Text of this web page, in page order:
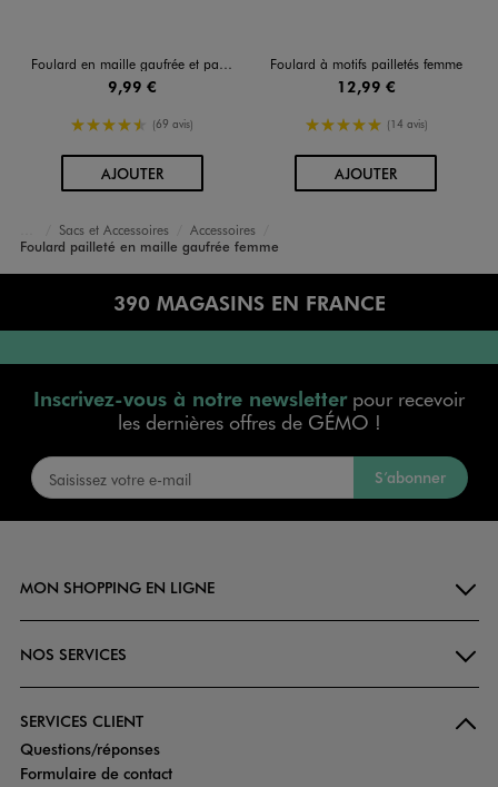
Foulard en maille gaufrée et pailletée femme
9,99 €
4.5/5 de moyenne
(69 avis)
AJOUTERAU PANIER
Foulard à motifs pailletés femme
12,99 €
5/5 de moyenne
(14 avis)
AJOUTERAU PANIER
Accueil
Femme
Sacs et Accessoires
Accessoires
Foulard pailleté en maille gaufrée femme
390 MAGASINS EN FRANCE
Inscrivez-vous à notre newsletterpour recevoir
les dernières offres de GÉMO !
S’abonner
MON SHOPPING EN LIGNE
NOS SERVICES
SERVICES CLIENT
Questions/réponses
Formulaire de contact